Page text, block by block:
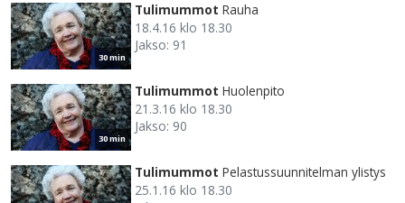
30 min
Tulimummot Rauha
18.4.16 klo 18.30
Jakso: 91
30 min
Tulimummot Huolenpito
21.3.16 klo 18.30
Jakso: 90
Tulimummot Pelastussuunnitelman ylistys
25.1.16 klo 18.30